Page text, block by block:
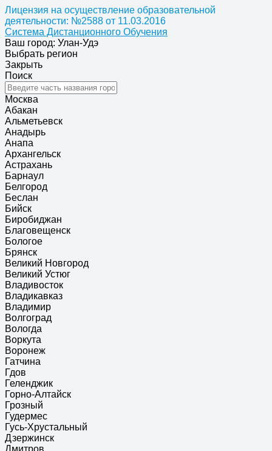
Лицензия на осуществление образовательной
деятельности: №2588 от 11.03.2016
Система Дистанционного Обучения
Ваш город: Улан-Удэ
Выбрать регион
Закрыть
Поиск
Москва
Абакан
Альметьевск
Анадырь
Анапа
Архангельск
Астрахань
Барнаул
Белгород
Беслан
Бийск
Биробиджан
Благовещенск
Бологое
Брянск
Великий Новгород
Великий Устюг
Владивосток
Владикавказ
Владимир
Волгоград
Вологда
Воркута
Воронеж
Гатчина
Гдов
Геленджик
Горно-Алтайск
Грозный
Гудермес
Гусь-Хрустальный
Дзержинск
Дмитров